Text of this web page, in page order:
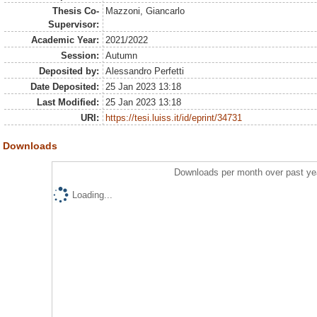
Thesis Co-
Supervisor:
Mazzoni, Giancarlo
Academic Year:
2021/2022
Session:
Autumn
Deposited by:
Alessandro Perfetti
Date Deposited:
25 Jan 2023 13:18
Last Modified:
25 Jan 2023 13:18
URI:
https://tesi.luiss.it/id/eprint/34731
Downloads
Downloads per month over past
Loading...